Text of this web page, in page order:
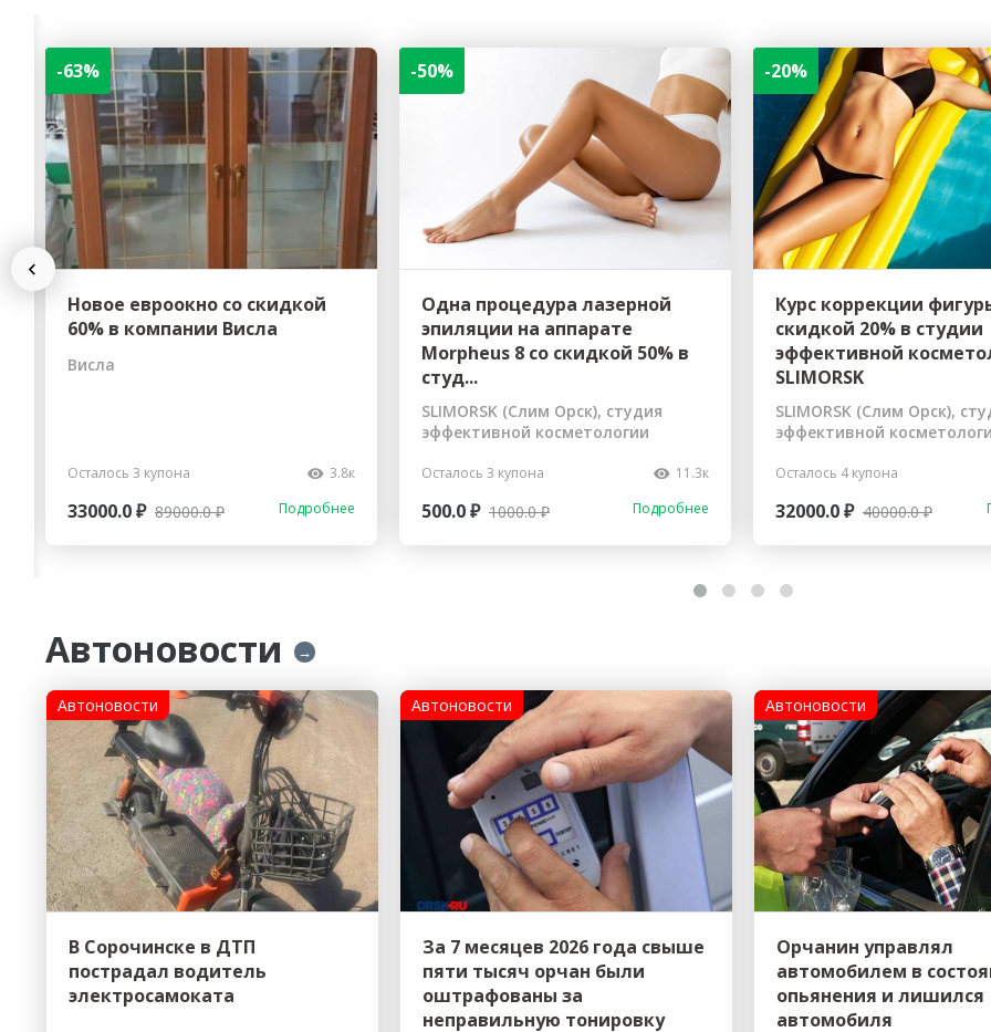
Previous
-63%
Новое евроокно со скидкой
60% в компании Висла
Висла
Осталось 3 купона 3.8к
33000.0 ₽ 89000.0 ₽ Подробнее
-50%
Одна процедура лазерной
эпиляции на аппарате
Morpheus 8 со скидкой 50% в
студ...
SLIMORSK (Слим Орск), студия
эффективной косметологии
Осталось 3 купона 11.3к
500.0 ₽ 1000.0 ₽ Подробнее
-20%
Курс коррекции
скидкой 20% в студии
эффективной
SLIMORSK
SLIMORSK (Слим Орск),
эффективной
Осталось 4 купона
32000.0 ₽ 40000.0 ₽
Автоновости →
Автоновости
В Сорочинске в ДТП
пострадал водитель
электросамоката
Автоновости
За 7 месяцев 2026 года свыше
пяти тысяч орчан были
оштрафованы за
неправильную тонировку
Автоновости
Орчанин управлял
автомобилем в
опьянения и лишился
автомобиля